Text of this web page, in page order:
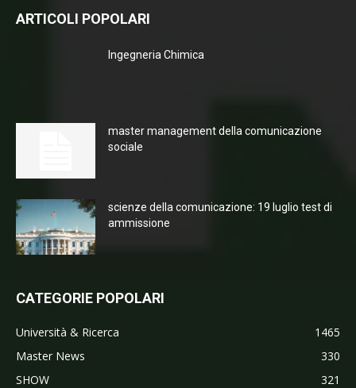
ARTICOLI POPOLARI
Ingegneria Chimica
master management della comunicazione
sociale
scienze della comunicazione: 19 luglio test di
ammissione
CATEGORIE POPOLARI
Università & Ricerca
1465
Master News
330
SHOW
321